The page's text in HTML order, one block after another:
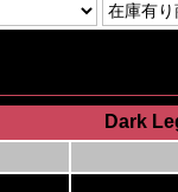
Dark